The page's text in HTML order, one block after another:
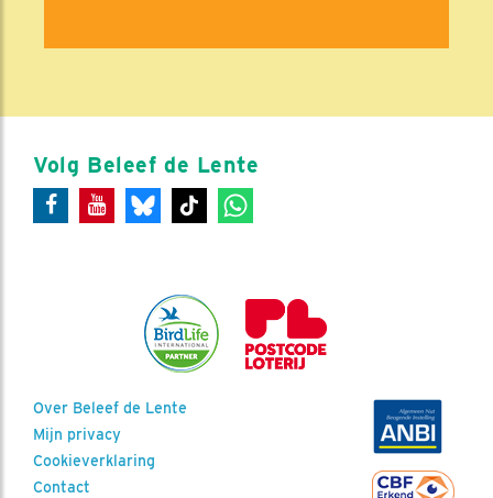
Volg Beleef de Lente
Over Beleef de Lente
Mijn privacy
Cookieverklaring
Contact